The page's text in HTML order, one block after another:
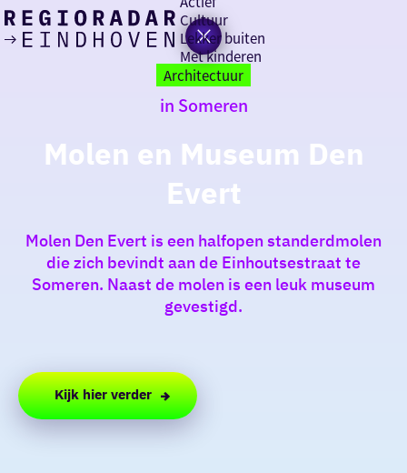
Cultuur
Lekker buiten
Met kinderen
Architectuur
in Someren
Molen en Museum Den
Evert
Molen Den Evert is een halfopen standerdmolen
die zich bevindt aan de Einhoutsestraat te
Someren. Naast de molen is een leuk museum
gevestigd.
Kijk hier verder
Ik heb
iets leuks
de regio